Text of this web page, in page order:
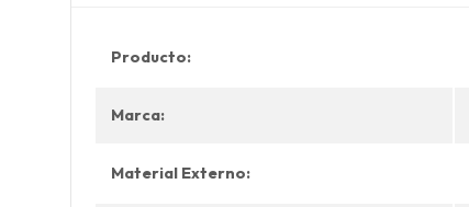
Producto:
Marca:
Material Externo: